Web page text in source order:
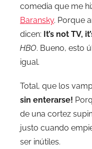
comedia que me
Baransky. Porque
dicen: It’s not TV,
HBO. Bueno, esto
igual.
Total, que los
sin enterarse!
de una cortez
justo cuando
ser inútiles.